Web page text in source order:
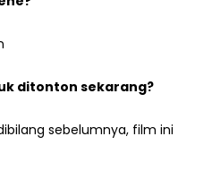
ditonton sekarang?
sebelumnya, film ini